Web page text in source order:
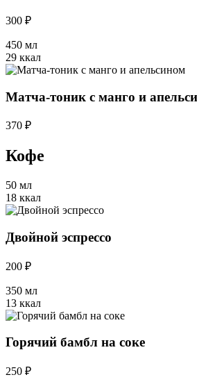
300 ₽
450 мл
29 ккал
Матча-тоник с манго и
370 ₽
Кофе
50 мл
18 ккал
Двойной эспрессо
200 ₽
350 мл
13 ккал
Горячий бамбл на соке
250 ₽